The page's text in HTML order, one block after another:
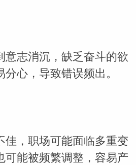
意志消沉，缺乏奋斗的欲
心，导致错误频出。
佳，职场可能面临多重变
可能被频繁调整，容易产